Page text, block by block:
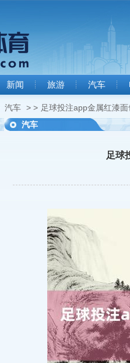
新闻 旅游 汽车
汽车 > > 足球投注app金属红漆
汽车
足球